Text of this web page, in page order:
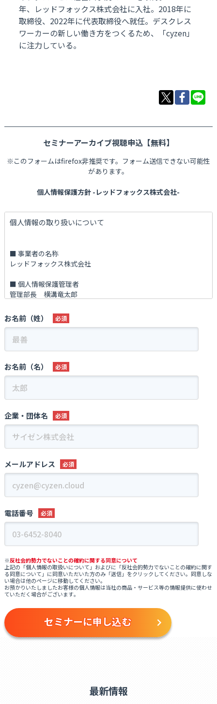
年、レッドフォックス株式会社に入社。2018年に
取締役、2022年に代表取締役へ就任。デスクレス
ワーカーの新しい働き方をつくるため、「cyzen」
に注力している。
セミナーアーカイブ視聴申込【無料】
※このフォームはfirefox非推奨です。フォーム送信できない可能性
があります。
個人情報保護方針 -レッドフォックス株式会社-
個人情報の取り扱いについて
■ 事業者の名称
レッドフォックス株式会社
■ 個人情報保護管理者
管理部長 横溝竜太郎
■ 利用目的
(1)お客様からのお問い合わせに、回答させていただくため
(2)各種資料の送付、その他、お客様がお求めになられたサービ
スをご提供するため
実等に反映させていただくため
■ 個人情報の第三者提供について
■ 個人情報提供の任意性ついて
当社に対して個人情報を提出することは任意ですが、提出されな
い場合には、当社からの返信やサービスを実施できない場合があ
利用目的の達成に必要な範囲内において、他の事業者へ個人情報
を委託することがあります。
この場合には、個人情報保護体制が整備された委託先を選定する
とともに、個人情報保護に関する契約を締結します。
■ クッキー（cookie）の使用によるアクセス情報の収集
当ウェブサイトでは、お客さまのホームページ利用状況を、クッ
キー※1という技術を用いて取得しています。
※1 クッキー（cookie）とは、ウェブサイトに訪問されたお客さ
まの［ブラウザを識別する情報］を、お客さまのコンピュータ端
末等（モバイル、タブレット、その他デバイスを含む）に保存す
ることで、お客さまが再度、当サイトを訪問された際に、より便
利にご利用、閲覧していただくための技術です。
■ 取得した個人情報の開示等および問合せ窓口
当社がご本人又はその代理人から、当社が保有する個人情報につ
なお、下記に該当する場合は、その旨をお知らせし、求めに応じ
お名前（姓）
お名前（名）
企業・団体名
メールアドレス
電話番号
※反社会的勢力でないことの確約に関する同意について
上記の「個人情報の取扱いについて」およびに「反社会的勢力でないことの確約に関す
る同意について」に同意いただいた方のみ「送信」をクリックしてください。同意しな
い場合は他のページに移動してください。
お預かりいたしましたお客様の個人情報は当社の商品・サービス等の情報提供に使わせ
ていただく場合がございます。
最新情報